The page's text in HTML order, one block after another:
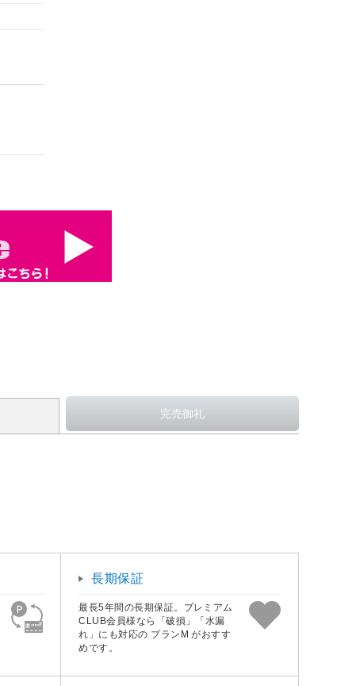
長期保証
最長5年間の長期保証。プレミアム
CLUB会員様なら「破損」「水漏
れ」にも対応の プランM がおすす
めです。